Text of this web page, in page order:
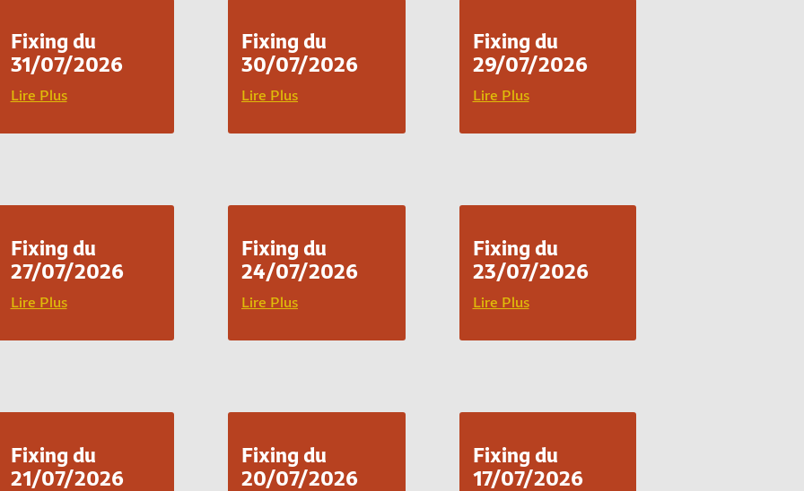
Fixing du
31/07/2026
Lire Plus
Fixing du
30/07/2026
Lire Plus
Fixing du
29/07/2026
Lire Plus
Fixing du
27/07/2026
Lire Plus
Fixing du
24/07/2026
Lire Plus
Fixing du
23/07/2026
Lire Plus
Fixing du
21/07/2026
Fixing du
20/07/2026
Fixing du
17/07/2026